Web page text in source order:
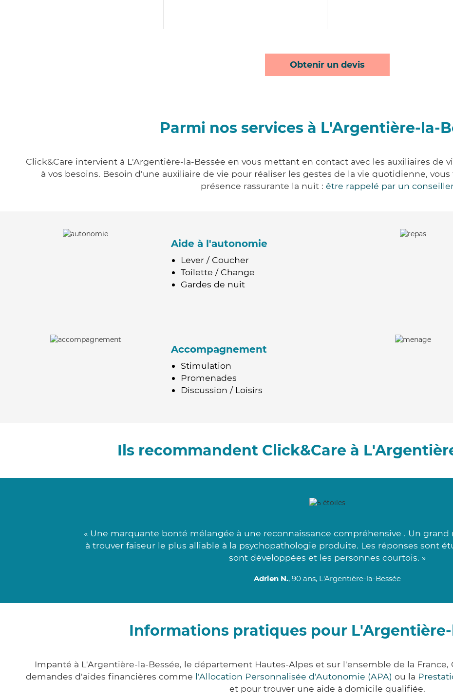
Obtenir un devis
Parmi nos services à L'Argentière-la-
Click&Care intervient à L'Argentière-la-Bessée en vous mettant en contact avec les auxiliaires de
à vos besoins. Besoin d'une auxiliaire de vie pour réaliser les gestes de la vie quotidienne,
présence rassurante la nuit : être rappelé par un
Aide à l'autonomie
Lever / Coucher
Toilette / Change
Gardes de nuit
Accompagnement
Stimulation
Promenades
Discussion / Loisirs
Ils recommandent Click&Care à
« Une marquante bonté mélangée à une reconnaissance compréhensive . Un
à trouver faiseur le plus alliable à la psychopathologie produite. Les réponses sont
sont développées et les personnes courtois. »
Adrien N., 90 ans, L'Argentière-la-Bessée
Informations pratiques pour L'Argentière-
Impanté à L'Argentière-la-Bessée, le département Hautes-Alpes et sur l'ensemble de la France,
demandes d'aides financières comme l'Allocation Personnalisée d'Autonomie (APA) ou la
et pour trouver une aide à domicile qualifiée.